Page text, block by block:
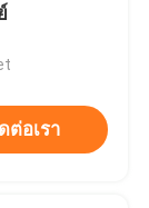
ต่อเรา